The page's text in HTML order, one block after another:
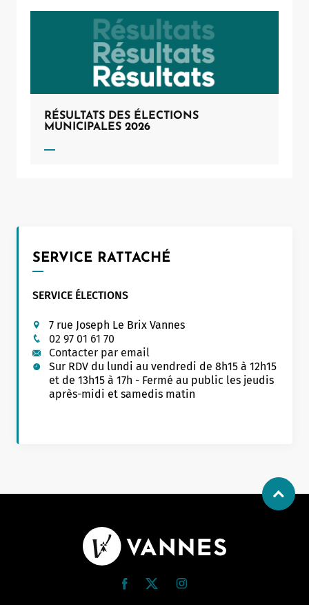
RÉSULTATS DES ÉLECTIONS
MUNICIPALES 2026
SERVICE RATTACHÉ
SERVICE ÉLECTIONS
7 rue Joseph Le Brix Vannes
02 97 01 61 70
Contacter par email
Sur RDV du lundi au vendredi de 8h15 à 12h15
et de 13h15 à 17h - Fermé au public les jeudis
après-midi et samedis matin